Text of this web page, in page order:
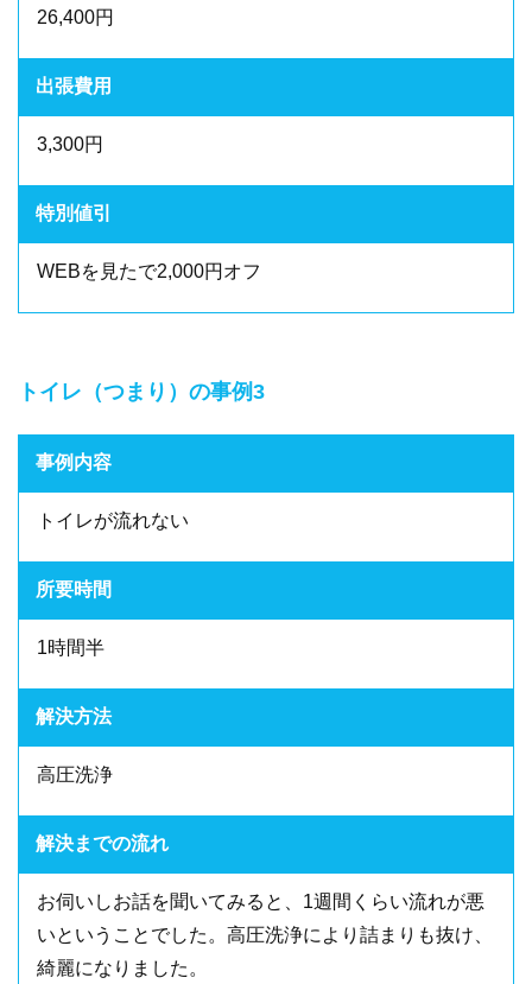
26,400円
出張費用
3,300円
特別値引
WEBを見たで2,000円オフ
トイレ（つまり）の事例3
事例内容
トイレが流れない
所要時間
1時間半
解決方法
高圧洗浄
解決までの流れ
お伺いしお話を聞いてみると、1週間くらい流れが悪
いということでした。高圧洗浄により詰まりも抜け、
綺麗になりました。